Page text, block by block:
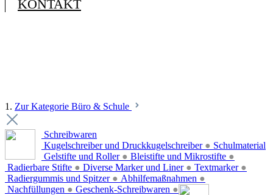
KONTAKT
1. Zur Kategorie Büro & Schule
Schreibwaren
Kugelschreiber und Druckkugelschreiber ●
Gelstifte und Roller ● Bleistifte und Mikrostifte ●
Radierbare Stifte ● Diverse Marker und Liner ● Textmarker ●
Radiergummis und Spitzer ● Abhilfemaßnahmen ●
Nachfüllungen ● Geschenk-Schreibwaren ●
Schulmaterial